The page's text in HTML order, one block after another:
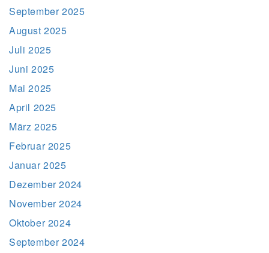
September 2025
August 2025
Juli 2025
Juni 2025
Mai 2025
April 2025
März 2025
Februar 2025
Januar 2025
Dezember 2024
November 2024
Oktober 2024
September 2024